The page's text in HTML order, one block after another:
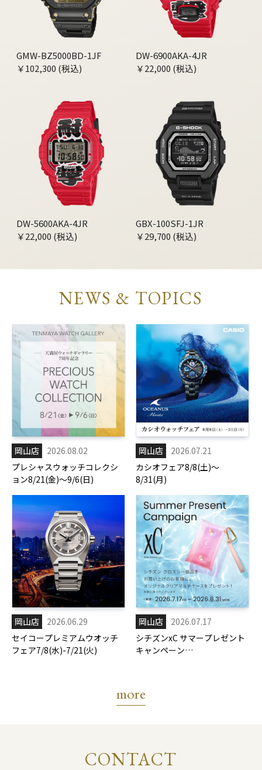
GMW-BZ5000BD-1JF
￥102,300 (税込)
DW-6900AKA-4JR
￥22,000 (税込)
DW-5600AKA-4JR
￥22,000 (税込)
GBX-100SFJ-1JR
￥29,700 (税込)
NEWS & TOPICS
岡山店
2026.08.02
プレシャスウォッチコレクシ
ョン8/21(金)～9/6(日)
岡山店
2026.07.21
カシオフェア8/8(土)～
8/31(月)
岡山店
2026.06.29
セイコープレミアムウオッチ
フェア7/8(水)-7/21(火)
岡山店
2026.07.17
シチズンxC サマープレゼント
キャンペーン
more
CONTACT